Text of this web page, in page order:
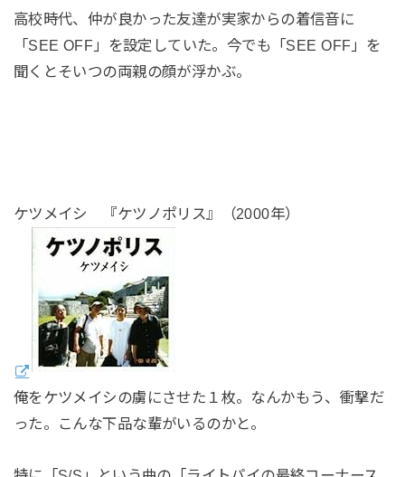
高校時代、仲が良かった友達が実家からの着信音に
「SEE OFF」を設定していた。今でも「SEE OFF」を
聞くとそいつの両親の顔が浮かぶ。
ケツメイシ 『ケツノポリス』（2000年）
俺をケツメイシの虜にさせた１枚。なんかもう、衝撃だ
った。こんな下品な輩がいるのかと。